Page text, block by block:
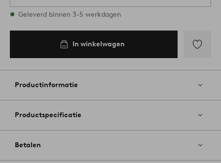
Op voorraad
Geleverd binnen 3-5 werkdagen
In winkelwagen
aan
Productinformatie
Productspecificatie
Betalen